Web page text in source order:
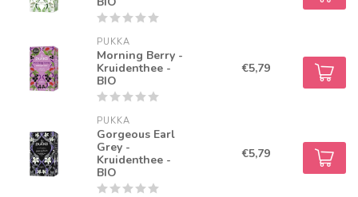
PUKKA
Morning Berry -
Kruidenthee -
BIO
€5,79
PUKKA
Gorgeous Earl
Grey -
Kruidenthee -
BIO
€5,79